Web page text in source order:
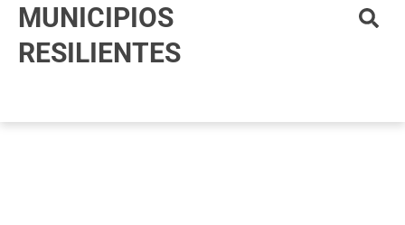
contenido
MUNICIPIOS
RESILIENTES